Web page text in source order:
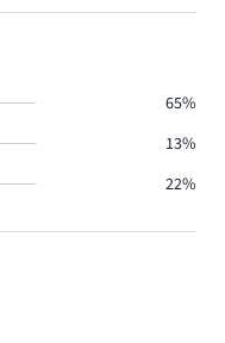
65%
13%
22%